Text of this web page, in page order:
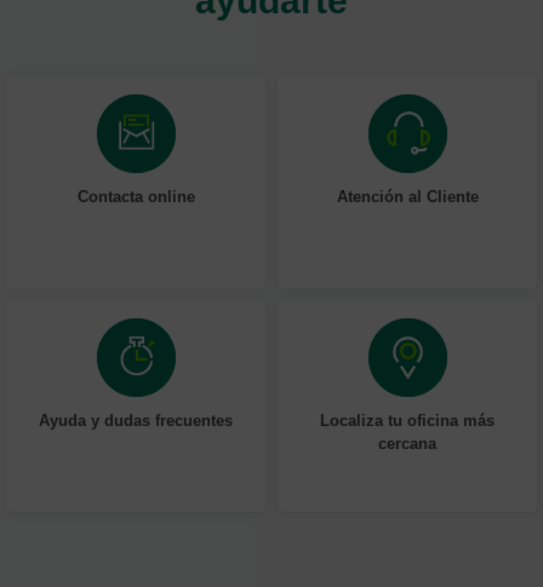
Contacta online Atención al Cliente
Ayuda y dudas frecuentes
Localiza tu oficina más
cercana